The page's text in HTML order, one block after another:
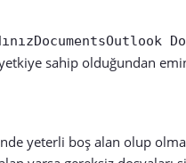
sahip olduğundan
yeterli boş alan olup